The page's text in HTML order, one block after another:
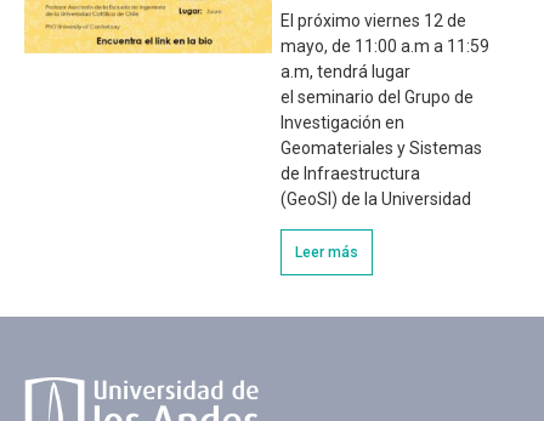
El próximo viernes 12 de
mayo, de 11:00 a.m a 11:59
a.m, tendrá lugar
el seminario del Grupo de
Investigación en
Geomateriales y Sistemas
de Infraestructura
(GeoSI) de la Universidad
Leer más